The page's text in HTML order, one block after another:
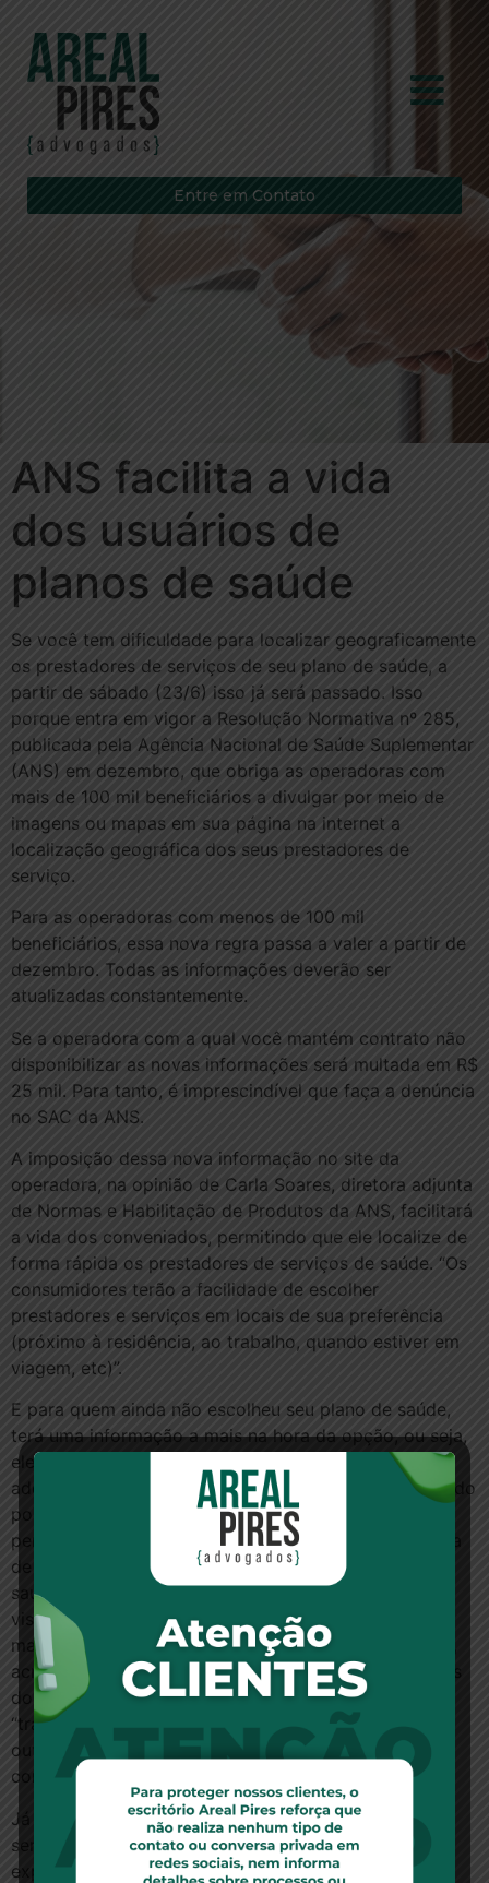
Entre em Contato
ANS facilita a vida
dos usuários de
planos de saúde
Se você tem dificuldade para localizar geograficamente
os prestadores de serviços de seu plano de saúde, a
partir de sábado (23/6) isso já será passado. Isso
porque entra em vigor a Resolução Normativa nº 285,
publicada pela Agência Nacional de Saúde Suplementar
(ANS) em dezembro, que obriga as operadoras com
mais de 100 mil beneficiários a divulgar por meio de
imagens ou mapas em sua página na internet a
localização geográfica dos seus prestadores de
serviço.
Para as operadoras com menos de 100 mil
beneficiários, essa nova regra passa a valer a partir de
dezembro. Todas as informações deverão ser
atualizadas constantemente.
Se a operadora com a qual você mantém contrato não
disponibilizar as novas informações será multada em R$
25 mil. Para tanto, é imprescindível que faça a denúncia
no SAC da ANS.
A imposição dessa nova informação no site da
operadora, na opinião de Carla Soares, diretora adjunta
de Normas e Habilitação de Produtos da ANS, facilitará
a vida dos conveniados, permitindo que ele localize de
forma rápida os prestadores de serviços de saúde. “Os
consumidores terão a facilidade de escolher
prestadores e serviços em locais de sua preferência
(próximo à residência, ao trabalho, quando estiver em
viagem, etc)”.
E para quem ainda não escolheu seu plano de saúde,
terá uma informação a mais na hora da opção, ou seja,
eleger o plano com oferta de rede assistencial mais
adequada às suas necessidades. “A consulta, a partir do
portal corporativo da operadora na Internet, deve
permitir, de forma combinada e/ou isolada, a pesquisa
de todos os dados dos prestadores de serviços de
saúde pertencentes à sua rede assistencial. A
visualização será em mapeamento gráfico ou
mapeamento gráfico dinâmico”, informa Carla Soares,
acrescentando que “o sistema terá os recursos típicos
dos sistemas de georreferenciamento, como zoom,
“traçar rotas”, traçado de círculos concêntricos, entre
outros”. As informações têm de estar disponíveis ao
consumidor independente de vínculo com a empresa.
Já quanto as informações sobre os prestadores de
serviços de saúde na internet, a operadora deverá
expor nome de fantasia do estabelecimento (pessoa